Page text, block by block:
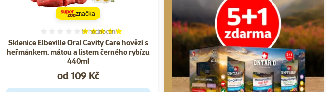
Sklenice Elbeville Oral Cavity Care hovězí s
heřmánkem, mátou a listem černého rybízu
440ml
Hodnocení 100%, počet hodnocení: 1
1×hodnocení
Cena
od 109 Kč
značka